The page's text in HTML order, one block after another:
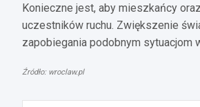
Konieczne jest, aby mieszkańcy
uczestników ruchu. Zwiększenie
zapobiegania podobnym sytuacjom
Źródło: wroclaw.pl